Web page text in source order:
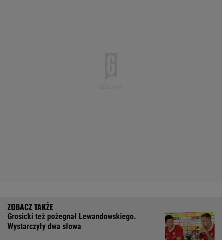
Grosicki też pożegnał Lewandowskiego.
Wystarczyły dwa słowa